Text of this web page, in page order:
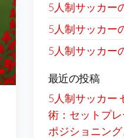
5人制サッカー
5人制サッカー
5人制サッカー
最近の投稿
5人制サッカー
術：セットプ
ポジショニン